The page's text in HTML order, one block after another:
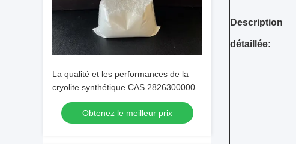
La qualité et les performances de la
cryolite synthétique CAS 2826300000
Obtenez le meilleur prix
Description
détaillée: